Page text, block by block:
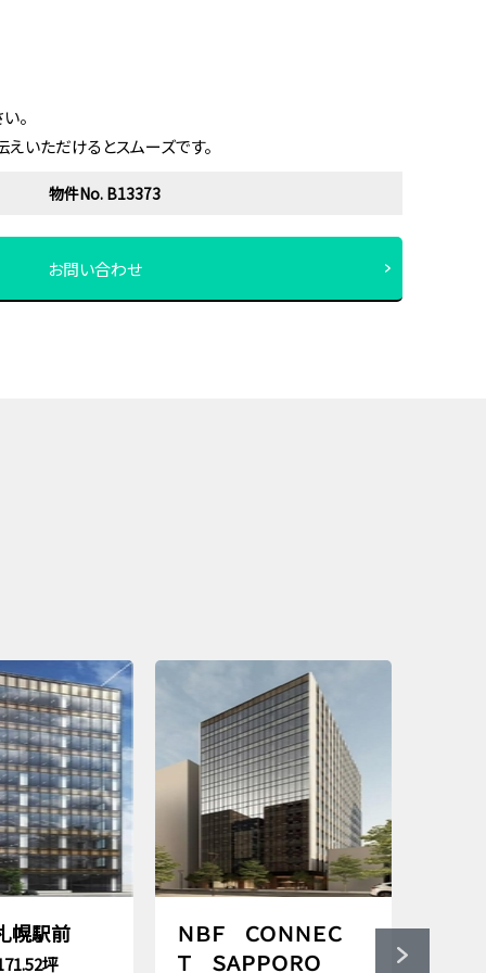
。
えいただけるとスムーズです。
物件No. B13373
お問い合わせ
幌駅前
坪
ＮＢＦ ＣＯＮＮＥＣ
Ｔ ＳＡＰＰＯＲＯ